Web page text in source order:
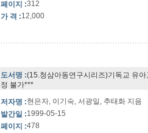
페이지 :312
가 격 :12,000
도서명 :(15.청삼아동연구시리즈)기독교 유
정 불가***
저자명 :현은자, 이기숙, 서광일, 추태화 지음
발간일 :1999-05-15
페이지 :478